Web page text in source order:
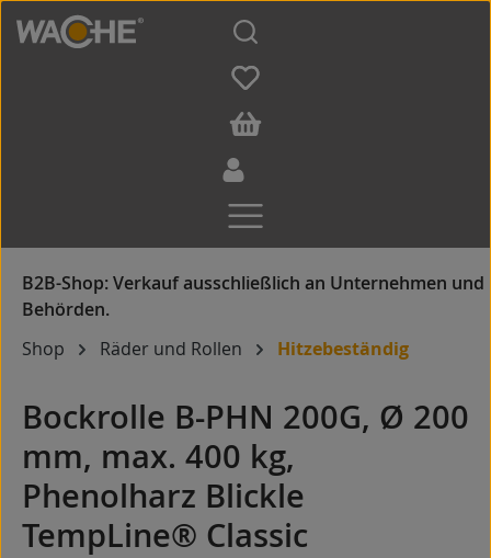
Zum Hauptinhalt springen
Shop Räder und Rollen Hitzebeständig
Bockrolle B-PHN 200G, Ø 200
mm, max. 400 kg,
Phenolharz Blickle
TempLine® Classic